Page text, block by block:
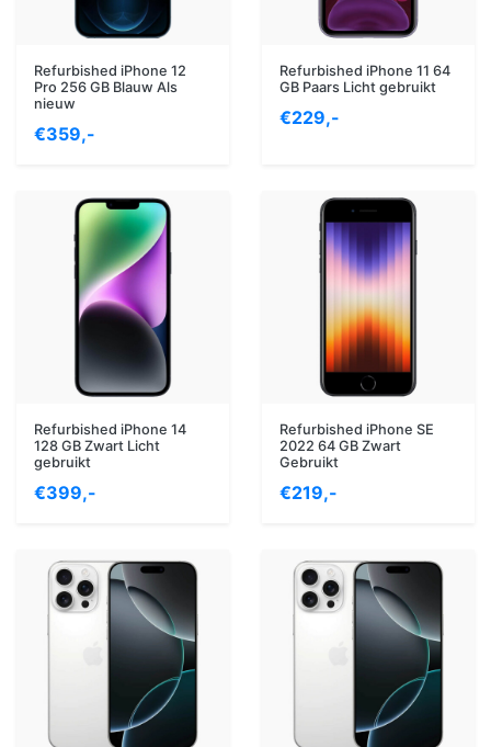
Refurbished iPhone 12
Pro 256 GB Blauw Als
nieuw
€359,-
Refurbished iPhone 11 64
GB Paars Licht gebruikt
€229,-
Refurbished iPhone 14
128 GB Zwart Licht
gebruikt
€399,-
Refurbished iPhone SE
2022 64 GB Zwart
Gebruikt
€219,-